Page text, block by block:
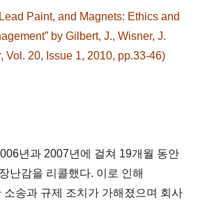
Paint, and Magnets: Ethics and
by Gilbert, J., Wisner, J.
Vol. 20, Issue 1, 2010, pp.33-46)
년과 2007년에 걸쳐 19개월 동안
난감을 리콜했다. 이로 인해
소송과 규제 조치가 가해졌으며 회사